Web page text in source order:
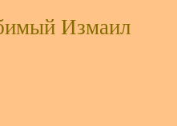
Измаил